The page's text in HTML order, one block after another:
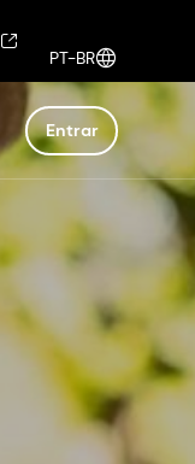
PT-BR
Entrar